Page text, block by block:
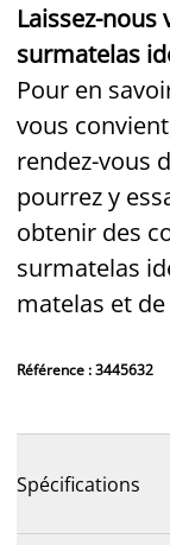
Laissez-nous
surmatelas
Pour en
vous
rendez-vous
pourrez y
obtenir des
surmatelas
matelas et
Référence : 3445632
Spécifications